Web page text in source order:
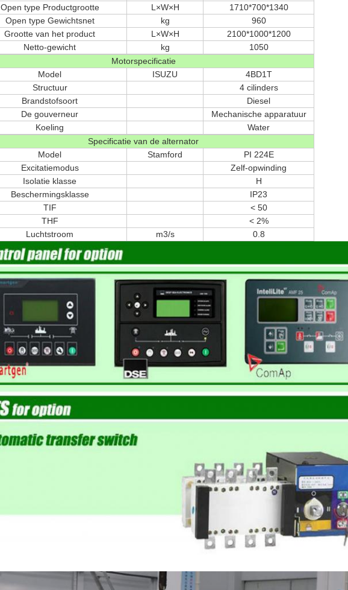
Open type Productgrootte
L×W×H
1710*700*1340
Open type Gewichtsnet
kg
960
Grootte van het product
L×W×H
2100*1000*1200
Netto-gewicht
kg
1050
Motorspecificatie
Model
ISUZU
4BD1T
Structuur
4 cilinders
Brandstofsoort
Diesel
De gouverneur
Mechanische apparatuur
Koeling
Water
Specificatie van de alternator
Model
Stamford
PI 224E
Excitatiemodus
Zelf-opwinding
Isolatie klasse
H
Beschermingsklasse
IP23
TIF
< 50
THF
< 2%
Luchtstroom
m3/s 0.8